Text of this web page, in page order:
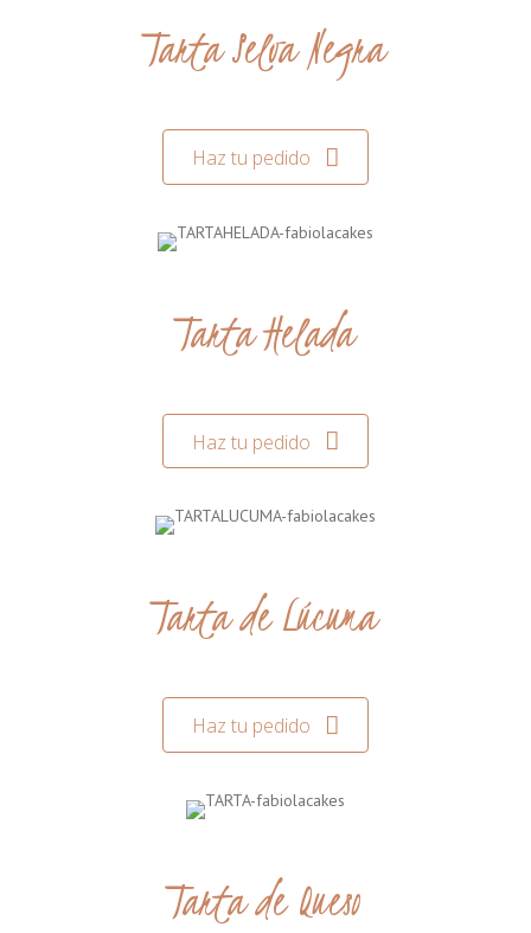
Tarta Selva Negra
Haz tu pedido
Tarta Helada
Haz tu pedido
Tarta de Lúcuma
Haz tu pedido
Tarta de Queso